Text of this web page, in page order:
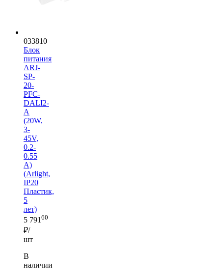
033810
Блок
питания
ARJ-
SP-
20-
PFC-
DALI2-
A
(20W,
3-
45V,
0.2-
0.55
A)
(Arlight,
IP20
Пластик,
5
лет)
5 791 60
₽/
шт
В
наличии